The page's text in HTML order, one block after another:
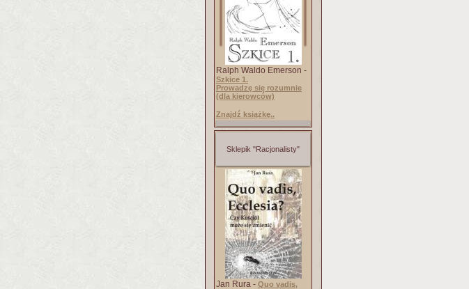
Ralph Waldo Emerson -
Szkice 1.
Prowadzę się rozumnie
(dla kierowców)
Znajdź książkę..
Sklepik "Racjonalisty"
Jan Rura - Quo vadis,